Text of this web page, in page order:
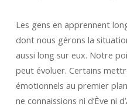
Les gens en apprennent
dont nous gérons la
aussi long sur eux. Notre
peut évoluer. Certains
émotionnels au premier
ne connaissions ni d’Ève ni